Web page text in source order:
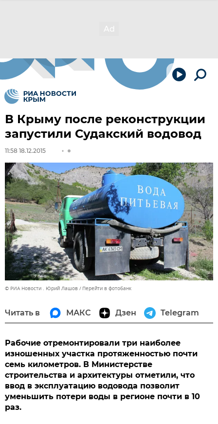
В Крыму после реконструкции
запустили Судакский водовод
11:58 18.12.2015
© РИА Новости . Юрий Лашов Перейти в фотобанк
Читать в МАКС Дзен Telegram
Рабочие отремонтировали три наиболее
изношенных участка протяженностью почти
семь километров. В Министерстве
строительства и архитектуры отметили, что
ввод в эксплуатацию водовода позволит
уменьшить потери воды в регионе почти в 10
раз.